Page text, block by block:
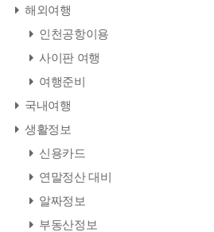
해외여행
인천공항이용
사이판 여행
여행준비
국내여행
생활정보
신용카드
연말정산 대비
알짜정보
부동산정보